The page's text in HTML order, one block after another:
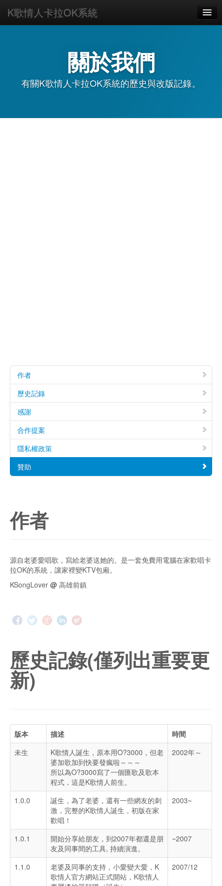
K歌情人卡拉OK系統
下載
關於我們
有關K歌情人卡拉OK系統的歷史與改版記錄。
作者
歷史記錄
感謝
合作提案
隱私權政策
贊助
作者
源自老婆愛唱歌，寫給老婆送她的。是一套免費用電腦在家歡唱卡
拉OK的系統，讓家裡變KTV包廂。
KSongLover @ 高雄前鎮
歷史記錄(僅列出重要更
新)
版本 描述
時間
未生
K歌情人誕生，原本用O?3000，但老
婆加歌加到快要發瘋啦～～～
所以為O?3000寫了一個匯歌及歌本
程式，這是K歌情人前生。
2002年～
1.0.0
誕生，為了老婆，還有一些網友的刺
激，完整的K歌情人誕生，初版在家
歡唱！
2003~
1.0.1
開始分享給朋友，到2007年都還是朋
友及同事間的工具, 持續演進。
~2007
1.1.0
老婆及同事的支持，小愛變大愛，K
歌情人官方網站正式開站，K歌情人
2007/12